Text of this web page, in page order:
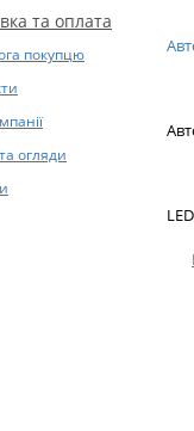
та оплата
покупцю
огляди